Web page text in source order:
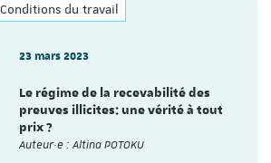
Conditions du travail
23 mars 2023
Le régime de la recevabilité des
preuves illicites: une vérité à tout
prix ?
Auteur·e : Altina POTOKU